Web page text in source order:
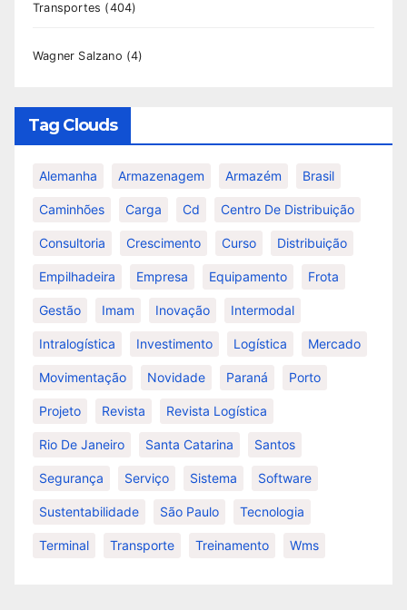
Transportes (404)
Wagner Salzano (4)
Tag Clouds
Alemanha Armazenagem Armazém Brasil
Caminhões Carga Cd Centro De Distribuição
Consultoria Crescimento Curso Distribuição
Empilhadeira Empresa Equipamento Frota
Gestão Imam Inovação Intermodal
Intralogística Investimento Logística Mercado
Movimentação Novidade Paraná Porto
Projeto Revista Revista Logística
Rio De Janeiro Santa Catarina Santos
Segurança Serviço Sistema Software
Sustentabilidade São Paulo Tecnologia
Terminal Transporte Treinamento Wms